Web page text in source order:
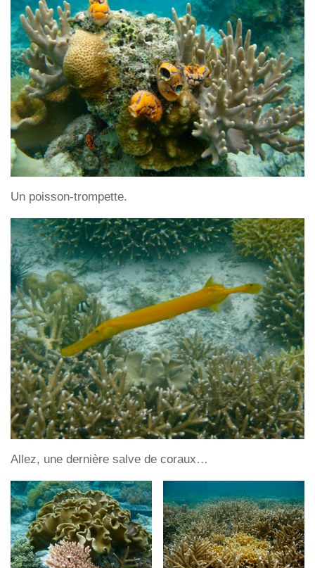
Un poisson-trompette.
Allez, une dernière salve de coraux…